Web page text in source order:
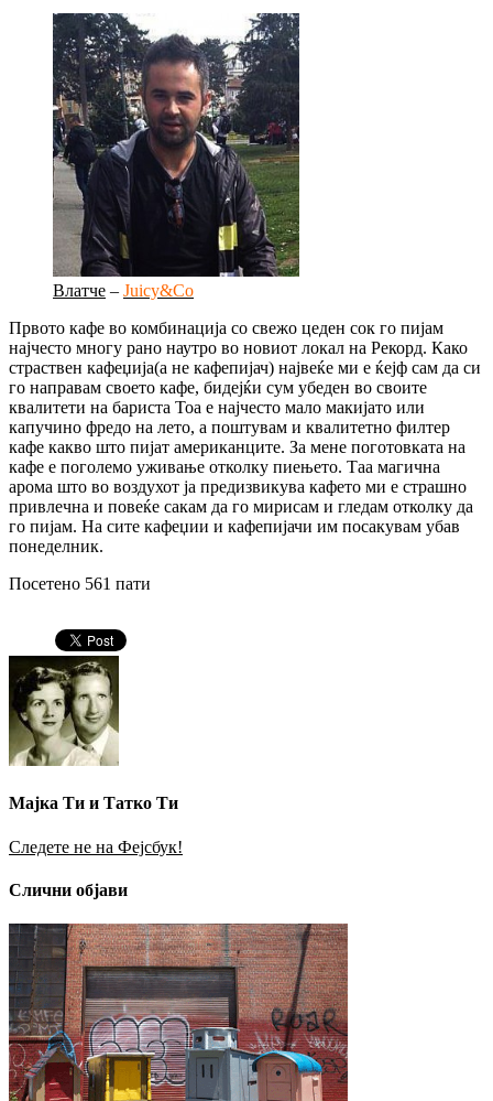
Влатче – Juicy&Co
Првото кафе во комбинација со свежо цеден сок го пијам
најчесто многу рано наутро во новиот локал на Рекорд. Како
страствен кафеџија(а не кафепијач) највеќе ми е ќејф сам да си
го направам своето кафе, бидејќи сум убеден во своите
квалитети на бариста Тоа е најчесто мало макијато или
капучино фредо на лето, а поштувам и квалитетно филтер
кафе какво што пијат американците. За мене поготовката на
кафе е поголемо уживање отколку пиењето. Таа магична
арома што во воздухот ја предизвикува кафето ми е страшно
привлечна и повеќе сакам да го мирисам и гледам отколку да
го пијам. На сите кафеџии и кафепијачи им посакувам убав
понеделник.
Посетено 561 пати
Мајка Ти и Татко Ти
Следете не на Фејсбук!
Слични објави